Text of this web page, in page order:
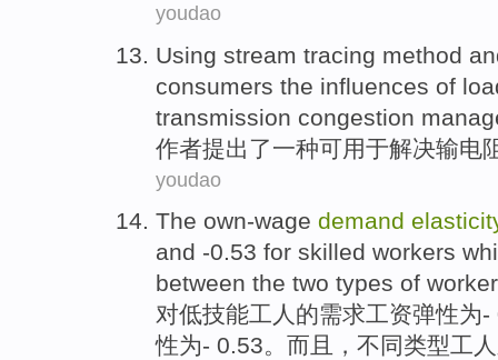
youdao
Using stream tracing method
consumers the influences of
transmission congestion
作者提出了一种可用于解决输电
youdao
The own-wage demand
and -0.53 for skilled workers
between the two types of
对低技能工人 的需求工资弹性为-
性为- 0.53。而且， 不同类型工人